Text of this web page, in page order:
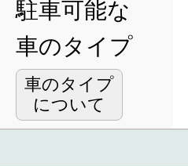
駐車可能な
車のタイプ
車のタイプ
について